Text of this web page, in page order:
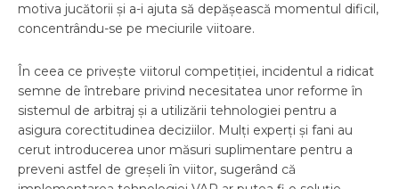
motiva jucătorii și a-i ajuta să depășească momentul dificil,
concentrându-se pe meciurile viitoare.
În ceea ce privește viitorul competiției, incidentul a ridicat
semne de întrebare privind necesitatea unor reforme în
sistemul de arbitraj și a utilizării tehnologiei pentru a
asigura corectitudinea deciziilor. Mulți experți și fani au
cerut introducerea unor măsuri suplimentare pentru a
preveni astfel de greșeli în viitor, sugerând că